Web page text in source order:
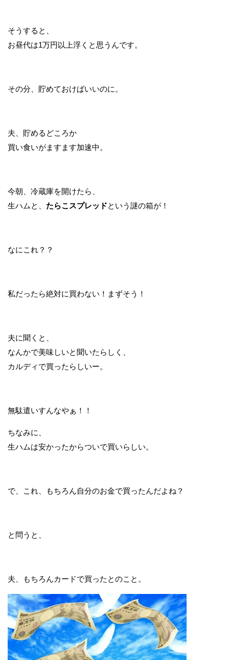
そうすると、
お昼代は1万円以上浮くと思うんです。
その分、貯めておけばいいのに。
夫、貯めるどころか
買い食いがますます加速中。
今朝、冷蔵庫を開けたら、
生ハムと、 たらこスプレッドという謎の箱が！
なにこれ？？
私だったら絶対に買わない！まずそう！
夫に聞くと、
なんかで美味しいと聞いたらしく、
カルディで買ったらしいー。
無駄遣いすんなやぁ！！
ちなみに、
生ハムは安かったからついで買いらしい。
で、これ、もちろん自分のお金で買ったんだよね？
と問うと、
夫、もちろんカードで買ったとのこと。